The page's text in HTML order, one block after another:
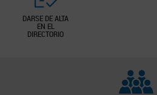
DARSE DE ALTA
EN EL
DIRECTORIO